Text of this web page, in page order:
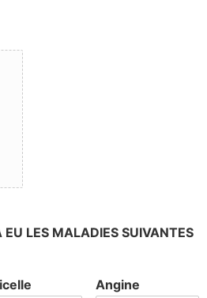
LES MALADIES SUIVANTES
Angine